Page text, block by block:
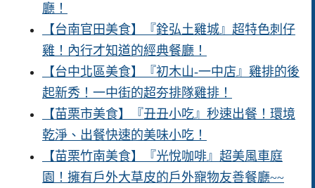
廳！
【台南官田美食】『銓弘土雞城』超特色刺仔
雞！內行才知道的經典餐廳！
【台中北區美食】『初木山-一中店』雞排的後
起新秀！一中街的超夯排隊雞排！
【苗栗市美食】『丑丑小吃』秒速出餐！環境
乾淨、出餐快速的美味小吃！
【苗栗竹南美食】『光悅咖啡』超美風車庭
園！擁有戶外大草皮的戶外寵物友善餐廳~~